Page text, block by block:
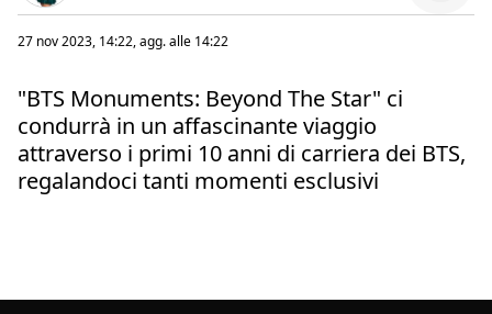
27 nov 2023, 14:22, agg. alle 14:22
"BTS Monuments: Beyond The Star" ci
condurrà in un affascinante viaggio
attraverso i primi 10 anni di carriera dei BTS,
regalandoci tanti momenti esclusivi